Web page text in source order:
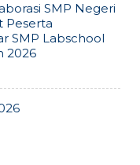
SMP Negeri
Peserta
SMP Labschool
2026